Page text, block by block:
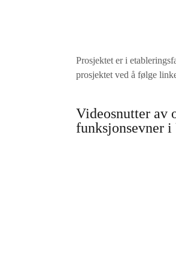
Prosjektet er i
prosjektet ved å følge
Videosnutter av
funksjonsevner